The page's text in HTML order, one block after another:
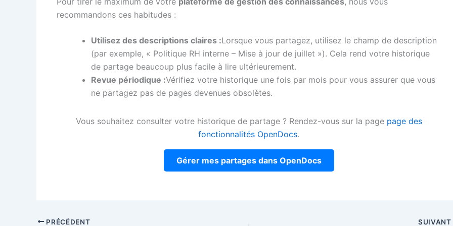
recommandons ces habitudes :
Utilisez des descriptions claires :Lorsque vous partagez, utilisez le champ de description
(par exemple, « Politique RH interne – Mise à jour de juillet »). Cela rend votre historique
de partage beaucoup plus facile à lire ultérieurement.
Revue périodique :Vérifiez votre historique une fois par mois pour vous assurer que vous
ne partagez pas de pages devenues obsolètes.
Vous souhaitez consulter votre historique de partage ? Rendez-vous sur la page page des
fonctionnalités OpenDocs.
Gérer mes partages dans OpenDocs
PRÉCÉDENT SUIVANT